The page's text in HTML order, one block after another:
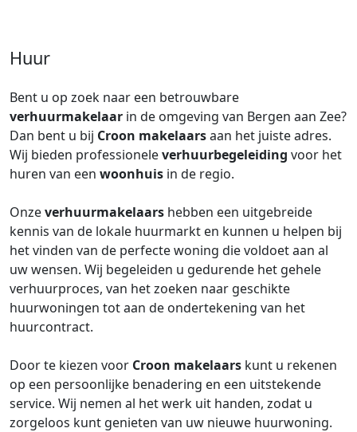
Huur
Bent u op zoek naar een betrouwbare
verhuurmakelaar in de omgeving van Bergen aan Zee?
Dan bent u bij Croon makelaarsaan het juiste adres.
Wij bieden professioneleverhuurbegeleiding voor het
huren van een woonhuis in de regio.
Onzeverhuurmakelaars hebben een uitgebreide
kennis van de lokale huurmarkt en kunnen u helpen bij
het vinden van de perfecte woning die voldoet aan al
uw wensen. Wij begeleiden u gedurende het gehele
verhuurproces, van het zoeken naar geschikte
huurwoningen tot aan de ondertekening van het
huurcontract.
Door te kiezen voor Croon makelaars kunt u rekenen
op een persoonlijke benadering en een uitstekende
service. Wij nemen al het werk uit handen, zodat u
zorgeloos kunt genieten van uw nieuwe huurwoning.